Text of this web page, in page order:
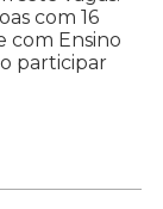
com 16
com Ensino
participar